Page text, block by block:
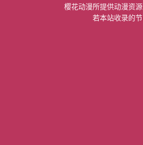
樱花动漫所提供动漫资
若本站收录的